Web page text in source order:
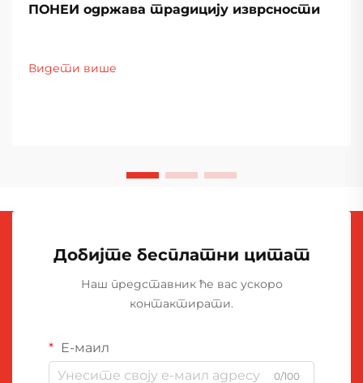
ПОНЕИ одржава традицију изврсности
Видети више
Добијте бесплатни цитат
Наш представник ће вас ускоро
контактирати.
Е-маил
0/100